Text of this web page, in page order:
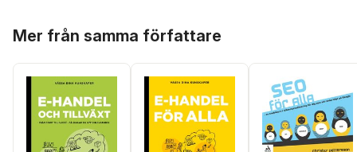
Mer från samma författare